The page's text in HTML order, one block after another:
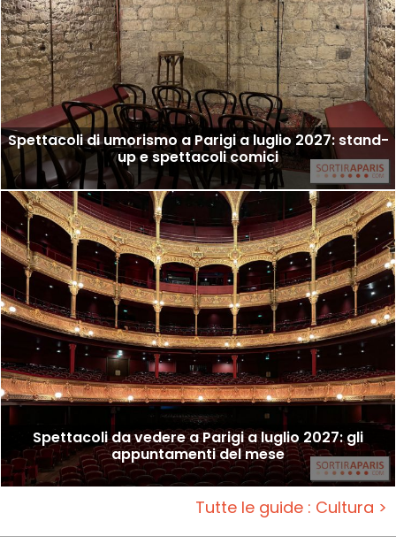
Spettacoli di umorismo a Parigi a luglio 2027: stand-
up e spettacoli comici
Spettacoli da vedere a Parigi a luglio 2027: gli
appuntamenti del mese
Tutte le guide : Cultura >